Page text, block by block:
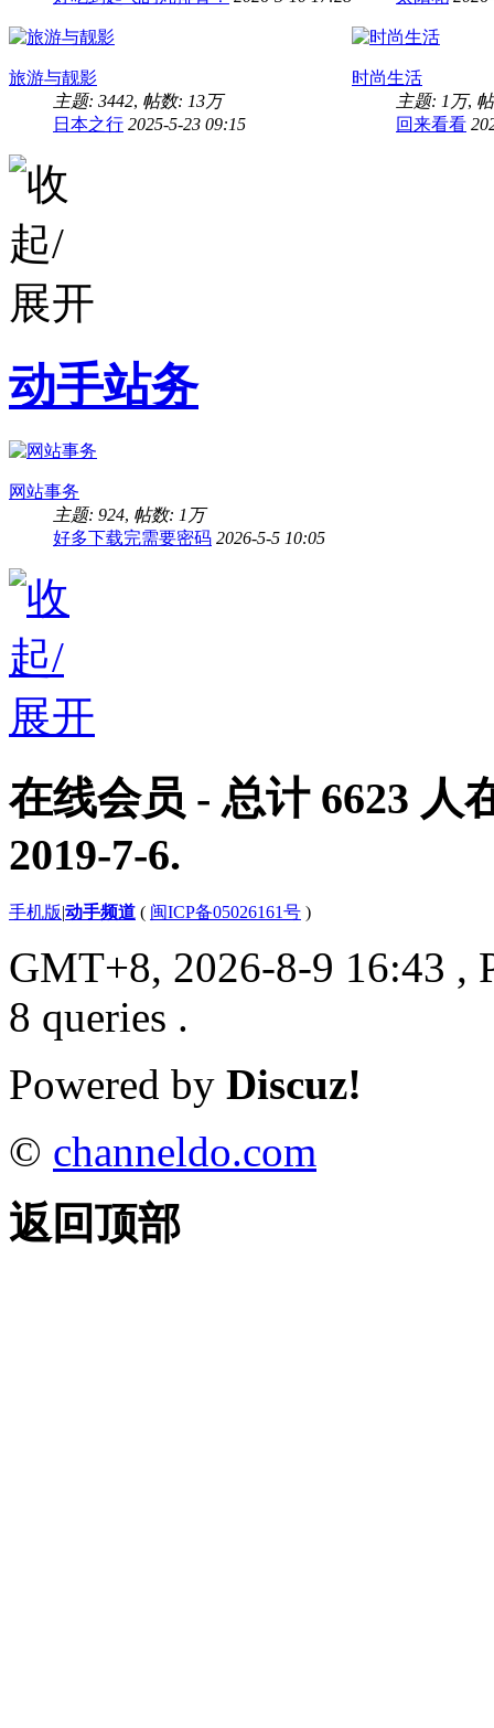
旅游与靓影
主题: 3442, 帖数: 13万
日本之行 2025-5-23 09:15
时尚生活
主题: 1万,
回来看看
动手站务
网站事务
主题: 924, 帖数: 1万
好多下载完需要密码 2026-5-5 10:05
在线会员 - 总计 6623 人
2019-7-6.
手机版|动手频道 ( 闽ICP备05026161号 )
GMT+8, 2026-8-9 16:43 ,
8 queries .
Powered by Discuz!
© channeldo.com
返回顶部